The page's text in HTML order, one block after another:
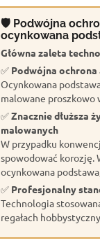
🛡 Podwójna
ocynkowana
Główna zaleta
✅ Podwójna
Ocynkowana
malowane proszkowo
✅Znacznie dłuższa
malowanych
W przypadku
spowodować korozję.
ocynkowana
✅ Profesjonalny
Technologia
regałach